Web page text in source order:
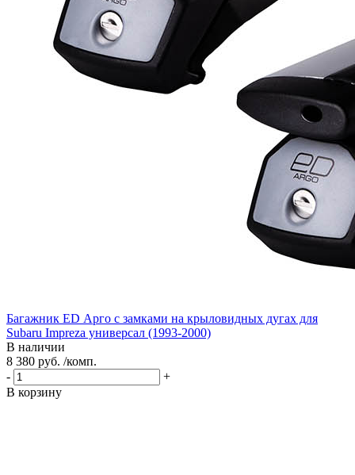
Багажник ED Арго с замками на крыловидных дугах для
Subaru Impreza универсал (1993-2000)
В наличии
8 380 руб. /комп.
-
+
В корзину